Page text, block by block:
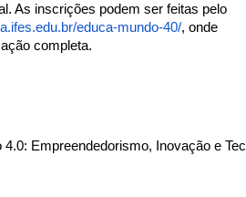
As inscrições podem ser feitas pelo
educa-mundo-40/, onde
completa.
4.0: Empreendedorismo, Inovação e